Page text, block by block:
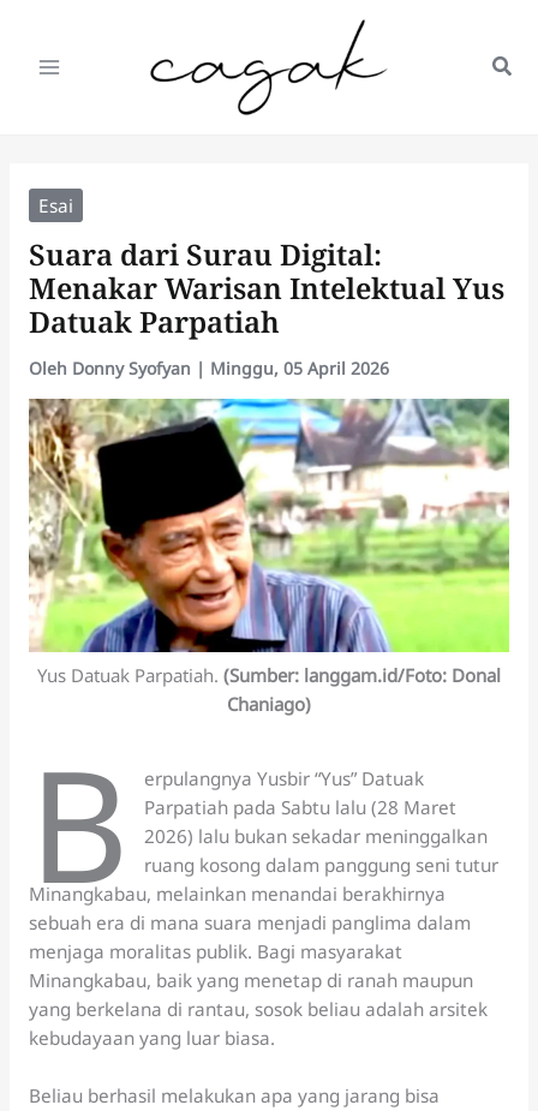
konten
Esai
Suara dari Surau Digital:
Menakar Warisan Intelektual Yus
Datuak Parpatiah
Oleh Donny Syofyan | Minggu, 05 April 2026
Yus Datuak Parpatiah. (Sumber: langgam.id/Foto: Donal
Chaniago)
B
erpulangnya Yusbir “Yus” Datuak
Parpatiah pada Sabtu lalu (28 Maret
2026) lalu bukan sekadar meninggalkan
ruang kosong dalam panggung seni tutur
Minangkabau, melainkan menandai berakhirnya
sebuah era di mana suara menjadi panglima dalam
menjaga moralitas publik. Bagi masyarakat
Minangkabau, baik yang menetap di ranah maupun
yang berkelana di rantau, sosok beliau adalah arsitek
kebudayaan yang luar biasa.
Beliau berhasil melakukan apa yang jarang bisa